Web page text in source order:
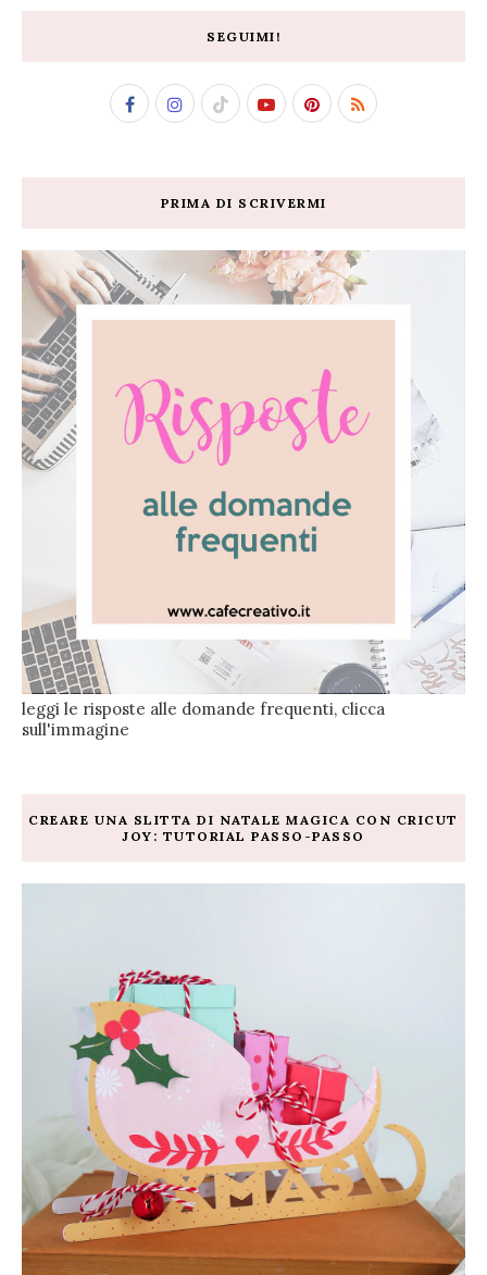
SEGUIMI!
PRIMA DI SCRIVERMI
leggi le risposte alle domande frequenti, clicca
sull'immagine
CREARE UNA SLITTA DI NATALE MAGICA CON CRICUT
JOY: TUTORIAL PASSO-PASSO